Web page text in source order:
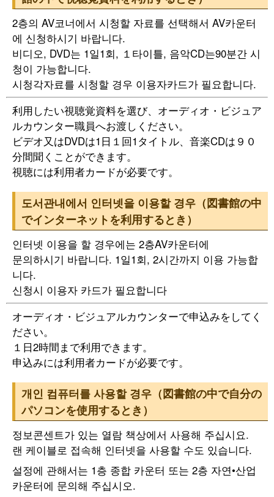
2층의 AV코너에서 시청할 자료를 선택해서 AV카운터
에 신청하시기 바랍니다.
비디오, DVD는 1일1회, １타이틀, 음악CD는90분간 시
청이 가능합니다.
시청각자료를 시청할 경우 이용자카드가 필요합니다.
利用したい視聴覚資料を選び、オーディオ・ビジュア
ルカウンター職員へお渡しください。
ビデオ又はDVDは1日１回1タイトル、音楽CDは９０
分間聞くことができます。
視聴には利用者カードが必要です。
도서관내에서 인터넷을 이용할 경우（図書館の中
でインターネットを利用するとき）
인터넷 이용을 할 경우에는 2층AV카운터에
문의하시기 바랍니다. 1일1회, 2시간까지 이용 가능합
니다.
신청시 이용자 카드가 필요합니다
オーディオ・ビジュアルカウンターで申込みをしてく
ださい。
１日2時間まで利用できます。
申込みには利用者カードが必要です。
개인 컴퓨터를 사용할 경우（図書館の中で自分の
パソコンを使用するとき）
정보콘센트가 있는 열람 책상에서 사용해 주십시요.
랜 케이블로 접속해 인터넷을 사용할 수도 있습니다.
설정에 관해서는 1층 종합 카운터 또는 2층 자연•산업
카운터에 문의해 주십시오.